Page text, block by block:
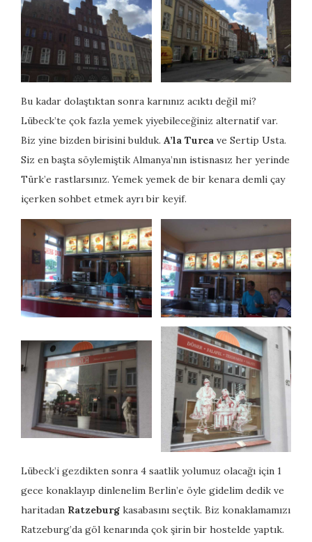
Bu kadar dolaştıktan sonra karnınız acıktı değil mi?
Lübeck’te çok fazla yemek yiyebileceğiniz alternatif var.
Biz yine bizden birisini bulduk. A’la Turca ve Sertip Usta.
Siz en başta söylemiştik Almanya’nın istisnasız her yerinde
Türk’e rastlarsınız. Yemek yemek de bir kenara demli çay
içerken sohbet etmek ayrı bir keyif.
Lübeck’i gezdikten sonra 4 saatlik yolumuz olacağı için 1
gece konaklayıp dinlenelim Berlin’e öyle gidelim dedik ve
haritadan Ratzeburg kasabasını seçtik. Biz konaklamamızı
Ratzeburg’da göl kenarında çok şirin bir hostelde yaptık.